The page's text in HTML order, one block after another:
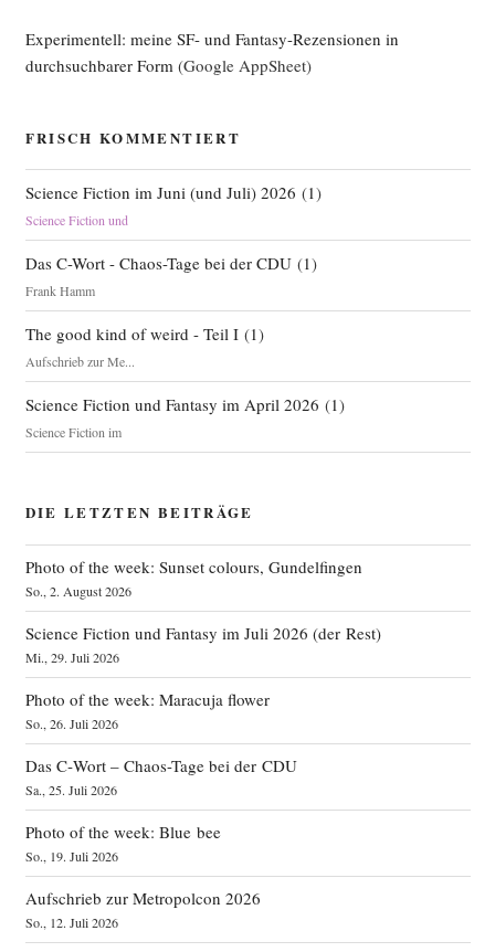
Experimentell: meine SF- und Fantasy-Rezensionen in
durchsuchbarer Form (Google AppSheet)
FRISCH KOMMENTIERT
Science Fiction im Juni (und Juli) 2026 (1)
Science Fiction und
Das C-Wort - Chaos-Tage bei der CDU(1)
Frank Hamm
The good kind of weird - Teil I(1)
Aufschrieb zur Me...
Science Fiction und Fantasy im April 2026 (1)
Science Fiction im
DIE LETZTEN BEITRÄGE
Photo of the week: Sunset colours, Gundelfingen
So., 2. August 2026
Science Fiction und Fantasy im Juli 2026 (der Rest)
Mi., 29. Juli 2026
Photo of the week: Maracuja flower
So., 26. Juli 2026
Das C‑Wort – Chaos-Tage bei der CDU
Sa., 25. Juli 2026
Photo of the week: Blue bee
So., 19. Juli 2026
Aufschrieb zur Metropolcon 2026
So., 12. Juli 2026